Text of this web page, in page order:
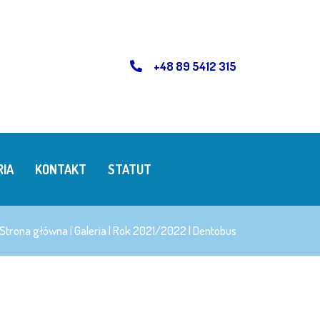
+48 89 5412 315
KONTAKT STATUT
Strona główna|Galeria|Rok 2021/2022|Dentobus